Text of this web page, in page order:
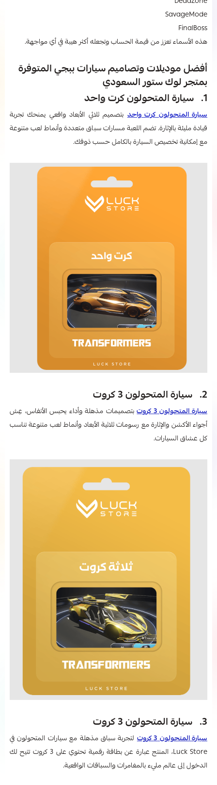
SavageMode
FinalBoss
هذه الأسماء تعزز من قيمة الحساب وتجعله أكثر هيبة في أي مواجهة.
أفضل موديلات وتصاميم سيارات ببجي المتوفرة
بمتجر لوك ستور السعودي
1. سيارة المتحولون كرت واحد
سيارة المتحولون كرت واحدبتصميم ثلاثي الأبعاد واقعي يمنحك تجربة
قيادة مليئة بالإثارة. تضم اللعبة مسارات سباق متعددة وأنماط لعب متنوعة
مع إمكانية تخصيص السيارة بالكامل حسب ذوقك.
2. سيارة المتحولون 3 كروت
سيارة المتحولون 3 كروت
بتصميمات مذهلة وأداء يحبس الأنفاس، عِش
أجواء الأكشن والإثارة مع رسومات ثلاثية الأبعاد وأنماط لعب متنوعة تناسب
كل عشاق السيارات.
3. سيارة المتحولون 3 كروت
سيارة المتحولون 3 كروت
لتجربة سباق مذهلة مع سيارات المتحولون في
Luck Store، المنتج عبارة عن بطاقة رقمية تحتوي على 3 كروت تتيح لك
الدخول إلى عالم مليء بالمغامرات والسباقات الواقعية.